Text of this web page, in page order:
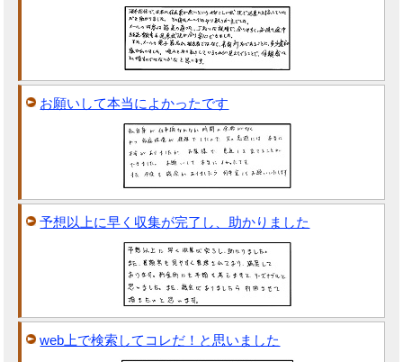
お願いして本当によかったです
予想以上に早く収集が完了し、助かりました
web上で検索してコレだ！と思いました